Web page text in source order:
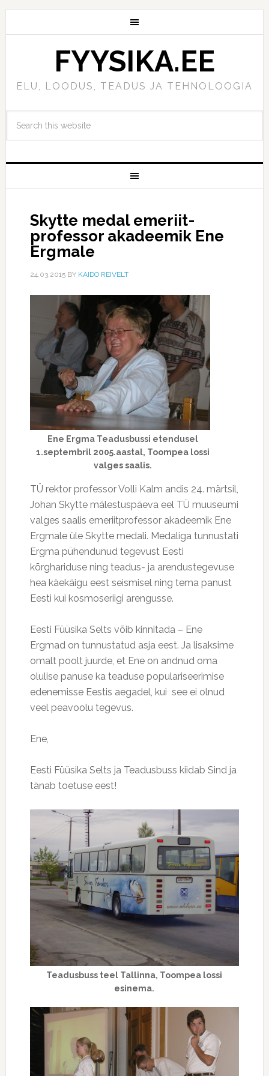
FYYSIKA.EE
ELU, LOODUS, TEADUS JA TEHNOLOOGIA
Skytte medal emeriit-
professor akadeemik Ene
Ergmale
24.03.2015BY KAIDO REIVELT
Ene Ergma Teadusbussi etendusel
1.septembril 2005.aastal, Toompea lossi
valges saalis.
TÜ rektor professor Volli Kalm andis 24. märtsil,
Johan Skytte mälestuspäeva eel TÜ muuseumi
valges saalis emeriitprofessor akadeemik Ene
Ergmale üle Skytte medali. Medaliga tunnustati
Ergma pühendunud tegevust Eesti
kõrghariduse ning teadus- ja arendustegevuse
hea käekäigu eest seismisel ning tema panust
Eesti kui kosmoseriigi arengusse.
Eesti Füüsika Selts võib kinnitada – Ene
Ergmad on tunnustatud asja eest. Ja lisaksime
omalt poolt juurde, et Ene on andnud oma
olulise panuse ka teaduse populariseerimise
edenemisse Eestis aegadel, kui see ei olnud
veel peavoolu tegevus.
Ene,
Eesti Füüsika Selts ja Teadusbuss kiidab Sind ja
tänab toetuse eest!
Teadusbuss teel Tallinna, Toompea lossi
esinema.